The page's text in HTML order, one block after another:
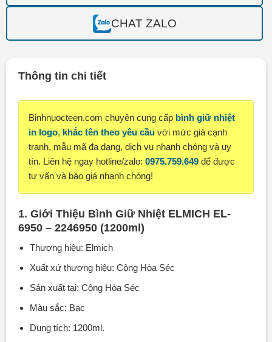
CHAT ZALO
Thông tin chi tiết
Binhnuocteen.com chuyên cung cấp bình giữ nhiệt
in logo, khắc tên theo yêu cầuvới mức giá cạnh
tranh, mẫu mã đa dạng, dịch vụ nhanh chóng và uy
tín. Liên hệ ngay hotline/zalo: 0975.759.649để được
tư vấn và báo giá nhanh chóng!
1. Giới Thiệu Bình Giữ Nhiệt ELMICH EL-
6950 – 2246950 (1200ml)
Thương hiệu: Elmich
Xuất xứ thương hiệu: Cộng Hòa Séc
Sản xuất tại: Cộng Hòa Séc
Màu sắc: Bạc
Dung tích: 1200ml.